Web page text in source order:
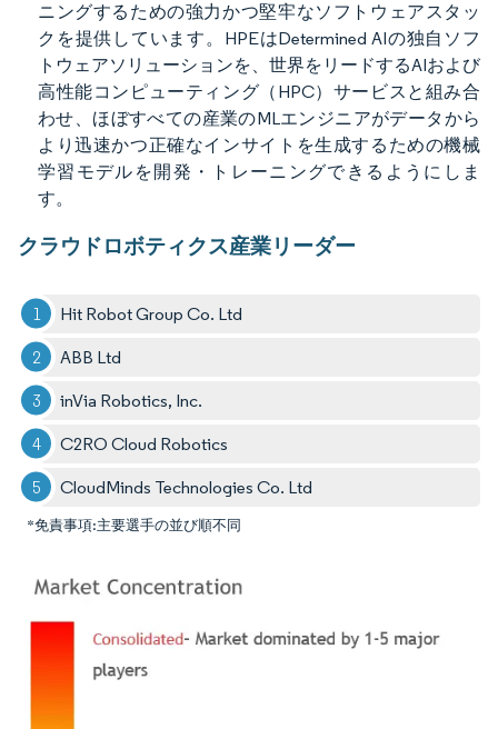
ニングするための強力かつ堅牢なソフトウェアスタッ
クを提供しています。HPEはDetermined AIの独自ソフ
トウェアソリューションを、世界をリードするAIおよび
高性能コンピューティング（HPC）サービスと組み合
わせ、ほぼすべての産業のMLエンジニアがデータから
より迅速かつ正確なインサイトを生成するための機械
学習モデルを開発・トレーニングできるようにしま
す。
クラウドロボティクス産業リーダー
Hit Robot Group Co. Ltd
ABB Ltd
inVia Robotics, Inc.
C2RO Cloud Robotics
CloudMinds Technologies Co. Ltd
*免責事項:主要選手の並び順不同